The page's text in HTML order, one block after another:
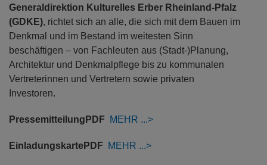
Generaldirektion Kulturelles Erber Rheinland-Pfalz
(GDKE), richtet sich an alle, die sich mit dem Bauen im
Denkmal und im Bestand im weitesten Sinn
beschäftigen – von Fachleuten aus (Stadt-)Planung,
Architektur und Denkmalpflege bis zu kommunalen
Vertreterinnen und Vertretern sowie privaten
Investoren.
Pressemitteilung PDF MEHR
EinladungskartePDF MEHR